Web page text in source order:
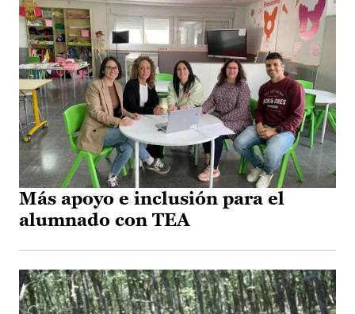
Más apoyo e inclusión para el
alumnado con TEA